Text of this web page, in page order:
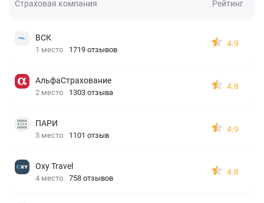
Страховая компания Рейтинг
ВСК
1 место 1719 отзывов
4.9
АльфаСтрахование
2 место 1303 отзыва
4.8
ПАРИ
3 место 1101 отзыв
4.9
Oxy Travel
4 место 758 отзывов
4.8